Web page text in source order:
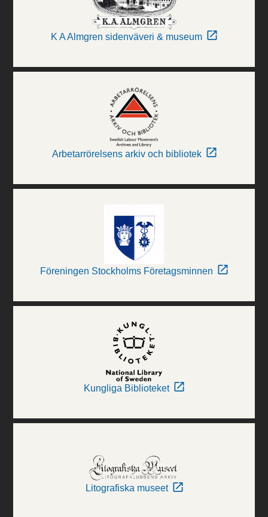
K A Almgren sidenväveri & museum
Arbetarrörelsens arkiv och bibliotek
Föreningen Stockholms Företagsminnen
Kungliga Biblioteket
Litografiska museet